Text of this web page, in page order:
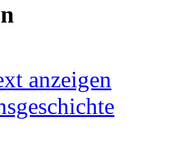
anzeigen